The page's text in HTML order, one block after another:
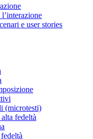
e user stories
(microtesti)
fedeltà